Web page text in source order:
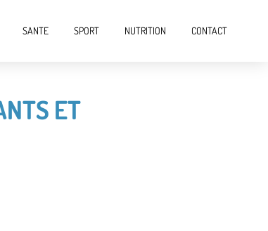
SANTE SPORT NUTRITION CONTACT
ET